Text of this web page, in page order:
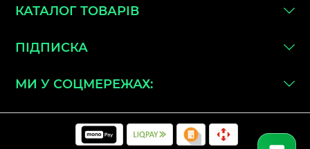
КАТАЛОГ ТОВАРІВ
ПІДПИСКА
МИ У СОЦМЕРЕЖАХ: